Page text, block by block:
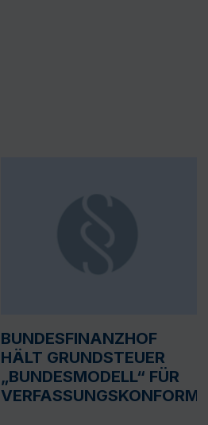
BUNDESFINANZHOF
HÄLT GRUNDSTEUER
„BUNDESMODELL“ FÜR
VERFASSUNGSKONFORM